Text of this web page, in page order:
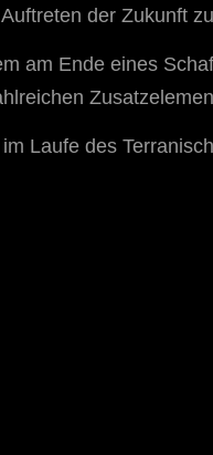
der Zukunft
am Ende eines
Laufe des